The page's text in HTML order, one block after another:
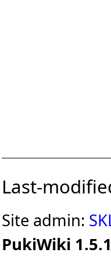
Last-
Site admin:
PukiWiki 1.5.1